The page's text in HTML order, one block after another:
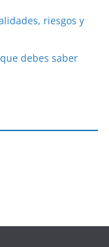
riesgos y
debes saber